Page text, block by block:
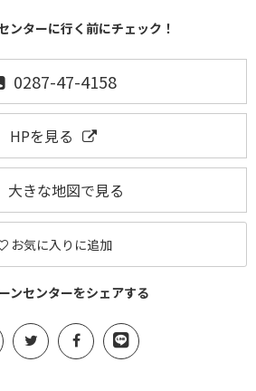
ンターに行く前にチェック！
0287-47-4158
HPを見る
大きな地図で見る
お気に入りに追加
ンセンターをシェアする